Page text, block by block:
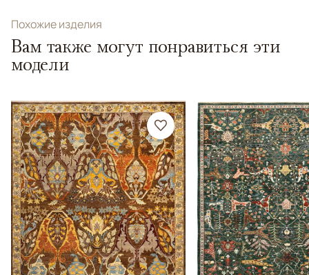
Похожие изделия
Вам также могут понравиться эти
модели